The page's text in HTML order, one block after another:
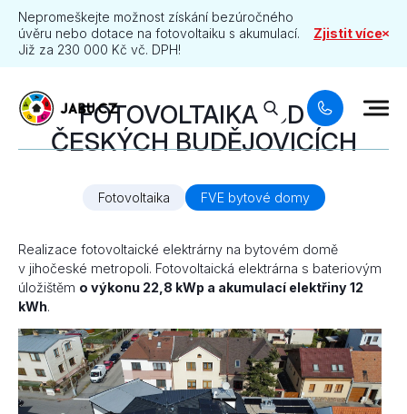
Nepromeškejte možnost získání bezúročného
úvěru nebo dotace na fotovoltaiku s akumulací.
Již za 230 000 Kč vč. DPH!
Zjistit více
FOTOVOLTAIKA: BD V
ČESKÝCH BUDĚJOVICÍCH
Fotovoltaika FVE bytové domy
Realizace fotovoltaické elektrárny na bytovém domě
v jihočeské metropoli. Fotovoltaická elektrárna s bateriovým
úložištěm o výkonu 22,8 kWp a akumulací elektřiny 12
kWh.